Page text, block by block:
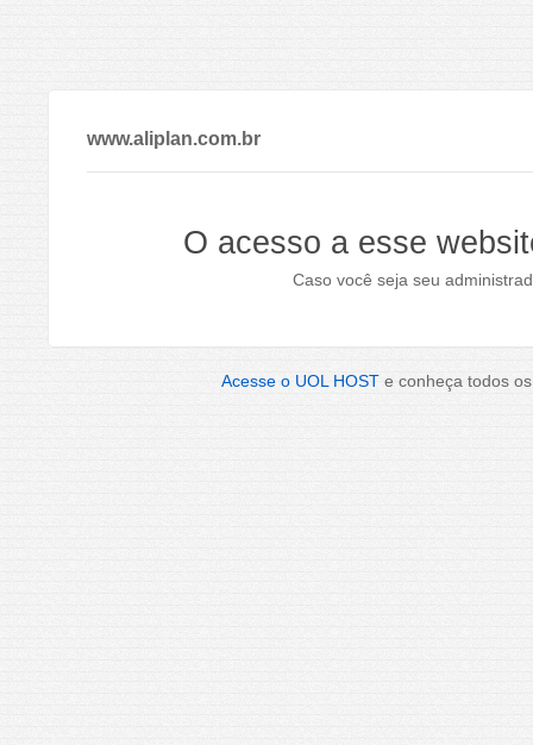
www.aliplan.com.br
O acesso a esse
Caso você seja seu
Acesse o UOL HOST e conheça todos